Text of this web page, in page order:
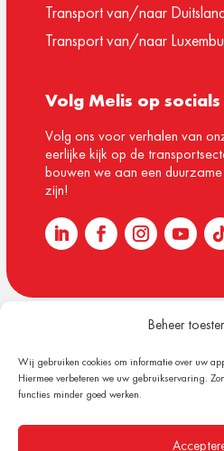
Beheer
Wij gebruiken cookies om informatie over uw
Hiermee verbeteren we uw gebruikservaring.
functies minder goed werken.
Transport van/naar
Transport van/naar
Volg Melis op socials
Volg ons voor verhalen van
eerlijke kijk op de
bouwen we aan een
zijn!
Algemene
Content & Design by